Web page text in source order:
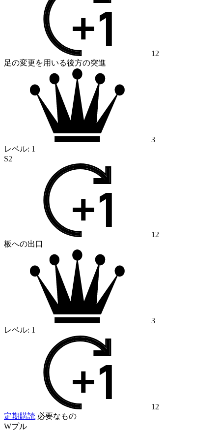
12
足の変更を用いる後方の突進
3
レベル: 1
S2
12
板への出口
3
レベル: 1
12
定期購読 必要なもの
Wプル